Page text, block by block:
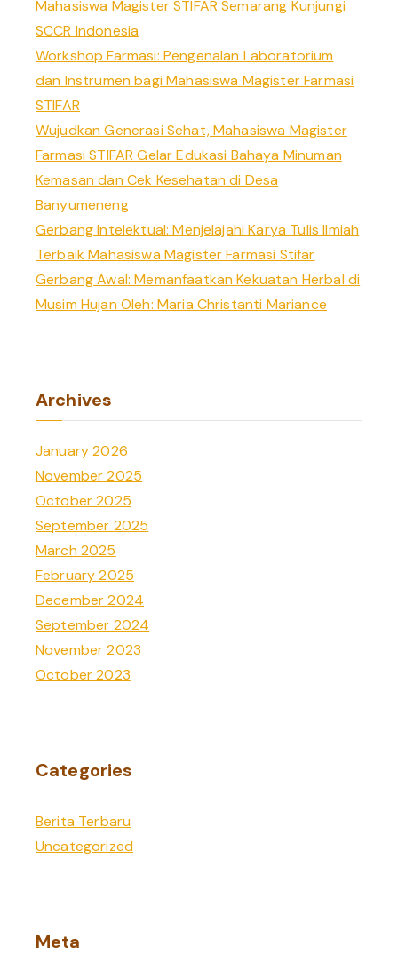
Mahasiswa Magister STIFAR Semarang Kunjungi
SCCR Indonesia
Workshop Farmasi: Pengenalan Laboratorium
dan Instrumen bagi Mahasiswa Magister Farmasi
STIFAR
Wujudkan Generasi Sehat, Mahasiswa Magister
Farmasi STIFAR Gelar Edukasi Bahaya Minuman
Kemasan dan Cek Kesehatan di Desa
Banyumeneng
Gerbang Intelektual: Menjelajahi Karya Tulis Ilmiah
Terbaik Mahasiswa Magister Farmasi Stifar
Gerbang Awal: Memanfaatkan Kekuatan Herbal di
Musim Hujan Oleh: Maria Christanti Mariance
Archives
January 2026
November 2025
October 2025
September 2025
March 2025
February 2025
December 2024
September 2024
November 2023
October 2023
Categories
Berita Terbaru
Uncategorized
Meta